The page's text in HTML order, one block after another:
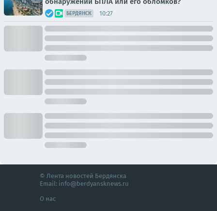
БЕРДЯНСК 10:27
© Лента новостей Бердянска
Email: info@berdyansknews.ru
О нас